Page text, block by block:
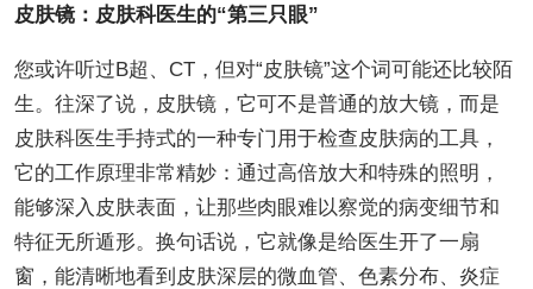
皮肤镜：皮肤科医生的“第三只眼”
您或许听过B超、CT，但对“皮肤镜”这个词可能还比较陌
生。往深了说，皮肤镜，它可不是普通的放大镜，而是
皮肤科医生手持式的一种专门用于检查皮肤病的工具，
它的工作原理非常精妙：通过高倍放大和特殊的照明，
能够深入皮肤表面，让那些肉眼难以察觉的病变细节和
特征无所遁形。换句话说，它就像是给医生开了一扇
窗，能清晰地看到皮肤深层的微血管、色素分布、炎症